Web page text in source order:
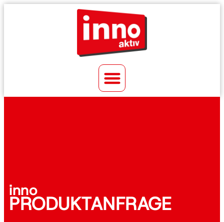
inno
PRODUKTANFRAGE